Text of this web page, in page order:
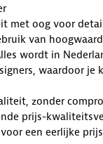
met oog voor
van
wordt in
waardoor je
zonder
prijs-
een eerlijke